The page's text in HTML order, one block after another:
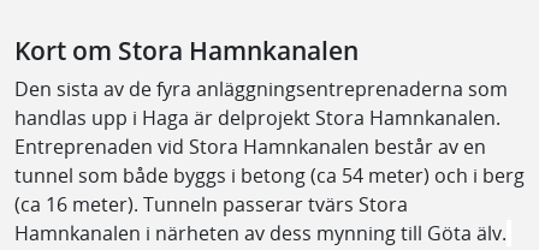
Kort om Stora Hamnkanalen
Den sista av de fyra anläggningsentreprenaderna som
handlas upp i Haga är delprojekt Stora Hamnkanalen.
Entreprenaden vid Stora Hamnkanalen består av en
tunnel som både byggs i betong (ca 54 meter) och i berg
(ca 16 meter). Tunneln passerar tvärs Stora
Hamnkanalen i närheten av dess mynning till Göta älv.